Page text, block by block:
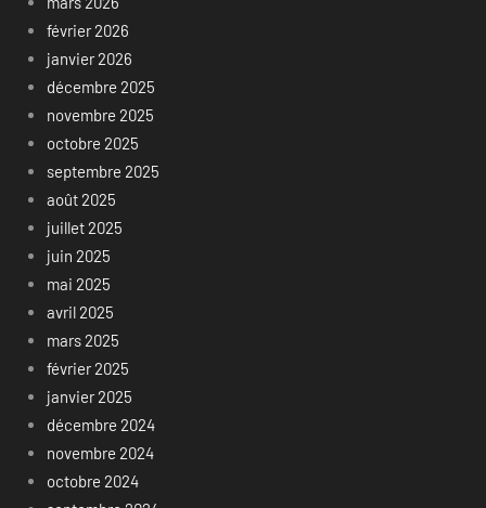
février 2026
janvier 2026
décembre 2025
novembre 2025
octobre 2025
septembre 2025
août 2025
juillet 2025
juin 2025
mai 2025
avril 2025
mars 2025
février 2025
janvier 2025
décembre 2024
novembre 2024
octobre 2024